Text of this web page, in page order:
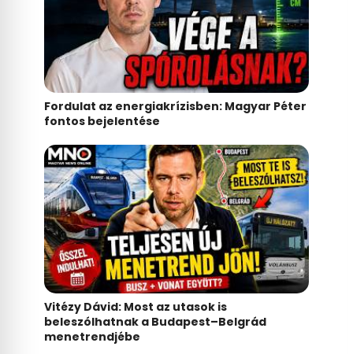
Fordulat az energiakrízisben: Magyar Péter
fontos bejelentése
Vitézy Dávid: Most az utasok is
beleszólhatnak a Budapest–Belgrád
menetrendjébe